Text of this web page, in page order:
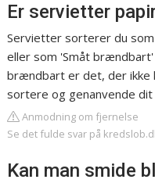
Er servietter
Servietter sorterer du
eller som 'Småt
brændbart er det, der ikke
sortere og genanvende
Anmodning om fjernelse
Se det fulde svar på
Kan man smide